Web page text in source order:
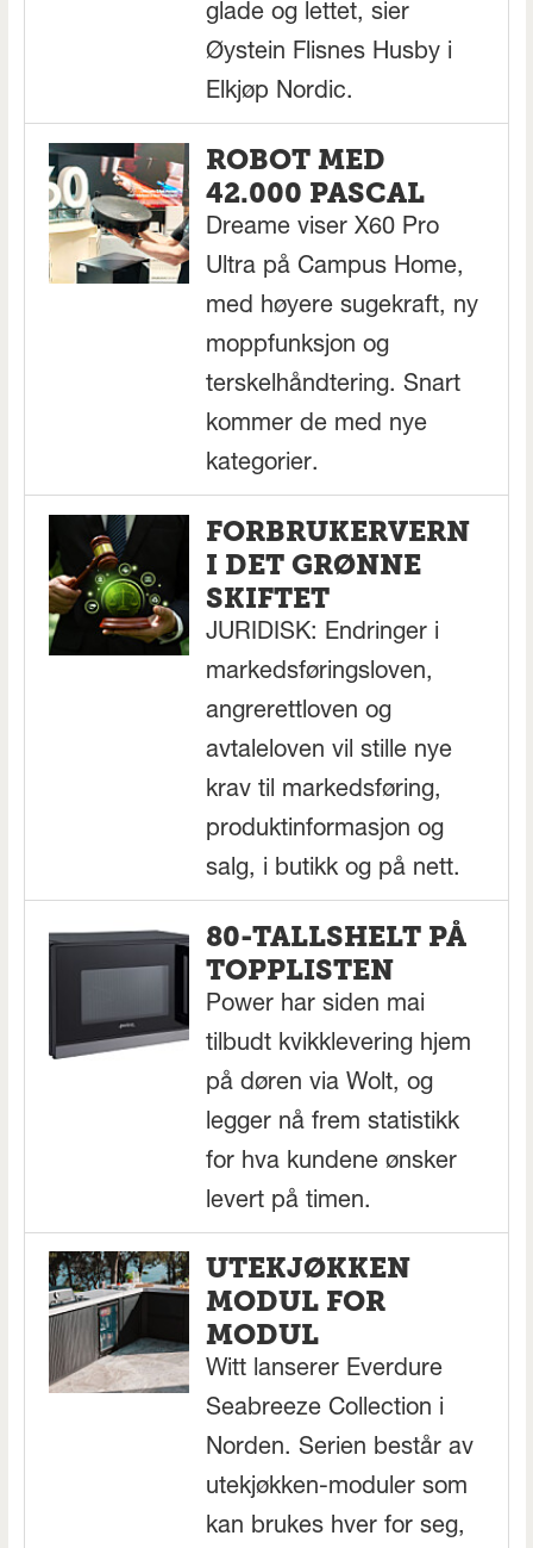
glade og lettet, sier
Øystein Flisnes Husby i
Elkjøp Nordic.
ROBOT MED
42.000 PASCAL
Dreame viser X60 Pro
Ultra på Campus Home,
med høyere sugekraft, ny
moppfunksjon og
terskelhåndtering. Snart
kommer de med nye
kategorier.
FORBRUKERVERN
I DET GRØNNE
SKIFTET
JURIDISK: Endringer i
markedsføringsloven,
angrerettloven og
avtaleloven vil stille nye
krav til markedsføring,
produktinformasjon og
salg, i butikk og på nett.
80-TALLSHELT PÅ
TOPPLISTEN
Power har siden mai
tilbudt kvikklevering hjem
på døren via Wolt, og
legger nå frem statistikk
for hva kundene ønsker
levert på timen.
UTEKJØKKEN
MODUL FOR
MODUL
Witt lanserer Everdure
Seabreeze Collection i
Norden. Serien består av
utekjøkken-moduler som
kan brukes hver for seg,